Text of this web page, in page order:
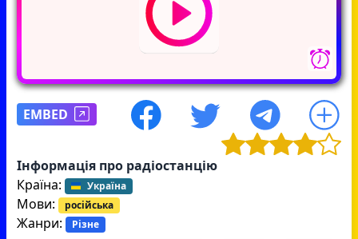
EMBED
Інформація про радіостанцію
Країна:
Україна
Мови: російська
Жанри: Різне